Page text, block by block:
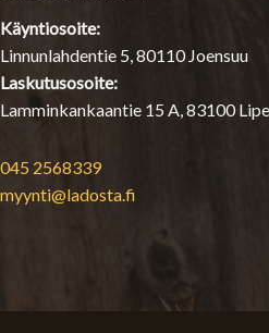
Käyntiosoite:
Linnunlahdentie 5, 80110 Joensuu
Laskutusosoite:
Lamminkankaantie 15 A, 83100
045 2568339
myynti@ladosta.fi